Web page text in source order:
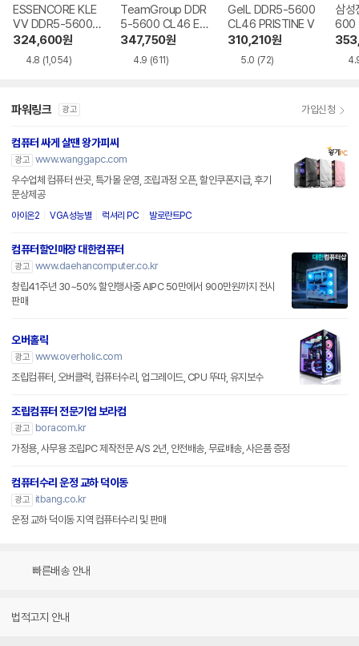
ESSENCORE KLE
VV DDR5-5600
CL46 파인인포
324,600원
4.8 (1,054)
TeamGroup DDR
5-5600 CL46 Elit
e 서린
347,750원
4.9 (611)
GeIL DDR5-5600
CL46 PRISTINE V
310,210원
5.0 (72)
삼
600
파워링크 광고 가입신청
컴퓨터 싸게 살땐 왕가피씨
광고 www.wanggapc.com
우수업체 컴퓨터 싼곳, 특가몰 운영, 조립과정 오픈, 할인쿠폰지급, 후기
문상제공
아이온2 VGA성능별 럭셔리 PC 발로란트PC
컴퓨터할인매장 대한컴퓨터
광고 www.daehancomputer.co.kr
창립41주년 30~50% 할인행사중 AIPC 50만에서 900만원까지 전시
판매
오버홀릭
광고 www.overholic.com
조립컴퓨터, 오버클럭, 컴퓨터수리, 업그레이드, CPU 뚜따, 유지보수
조립컴퓨터 전문기업 보라컴
광고
boracom.kr
가정용, 사무용 조립PC 제작전문 A/S 2년, 안전배송, 무료배송, 사은품 증정
컴퓨터수리 운정 교하 덕이동
광고
itbang.co.kr
운정 교하 덕이동 지역 컴퓨터수리 및 판매
빠른배송 안내
법적고지 안내